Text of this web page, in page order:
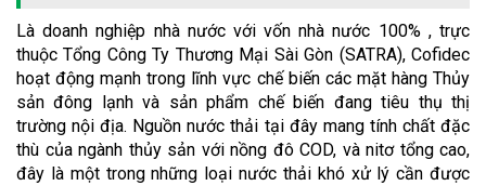
Là doanh nghiệp nhà nước với vốn nhà nước 100% , trực
thuộc Tổng Công Ty Thương Mại Sài Gòn (SATRA), Cofidec
hoạt động mạnh trong lĩnh vực chế biến các mặt hàng Thủy
sản đông lạnh và sản phẩm chế biến đang tiêu thụ thị
trường nội địa. Nguồn nước thải tại đây mang tính chất đặc
thù của ngành thủy sản với nồng đô COD, và nitơ tổng cao,
đây là một trong những loại nước thải khó xử lý cần được